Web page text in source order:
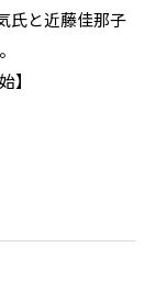
氏と近藤佳那子
】